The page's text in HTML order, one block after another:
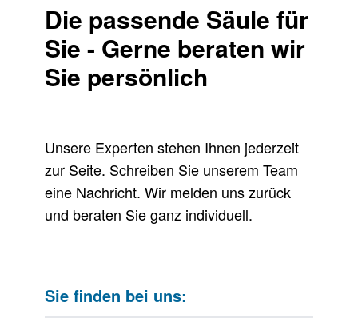
Die passende Säule für
Sie - Gerne beraten wir
Sie persönlich
Unsere Experten stehen Ihnen jederzeit
zur Seite. Schreiben Sie unserem Team
eine Nachricht. Wir melden uns zurück
und beraten Sie ganz individuell.
Sie finden bei uns: